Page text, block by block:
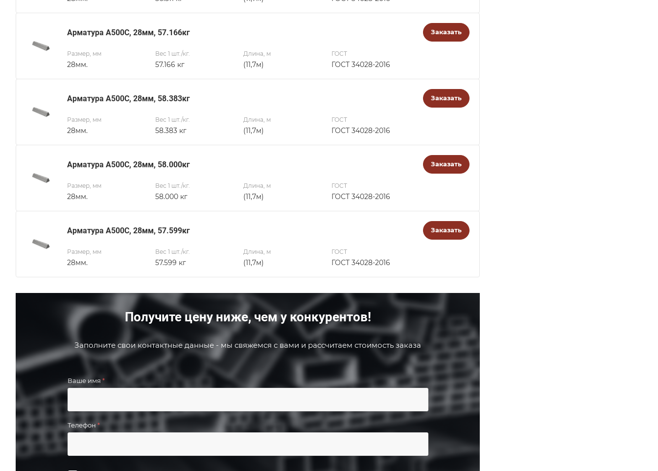
Арматура А500С, 28мм, 57.166кг Заказать
Размер, мм
28мм.
Вес 1 шт./кг.
57.166 кг
Длина, м
(11,7м)
ГОСТ
ГОСТ 34028-2016
Арматура А500С, 28мм, 58.383кг Заказать
Размер, мм
28мм.
Вес 1 шт./кг.
58.383 кг
Длина, м
(11,7м)
ГОСТ
ГОСТ 34028-2016
Арматура А500С, 28мм, 58.000кг Заказать
Размер, мм
28мм.
Вес 1 шт./кг.
58.000 кг
Длина, м
(11,7м)
ГОСТ
ГОСТ 34028-2016
Арматура А500С, 28мм, 57.599кг Заказать
Размер, мм
28мм.
Вес 1 шт./кг.
57.599 кг
Длина, м
(11,7м)
ГОСТ
ГОСТ 34028-2016
Получите цену ниже, чем у конкурентов!
Заполните свои контактные данные - мы свяжемся с вами и рассчитаем стоимость заказа
Ваше имя *
Телефон *